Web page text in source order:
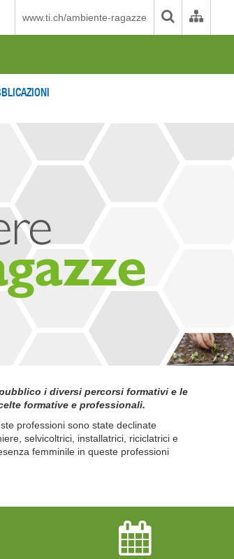
www.ti.ch/ambiente-ragazze
i diversi percorsi formativi e le
formative e professionali.
professioni sono state declinate
selvicoltrici, installatrici, riciclatrici e
femminile in queste professioni